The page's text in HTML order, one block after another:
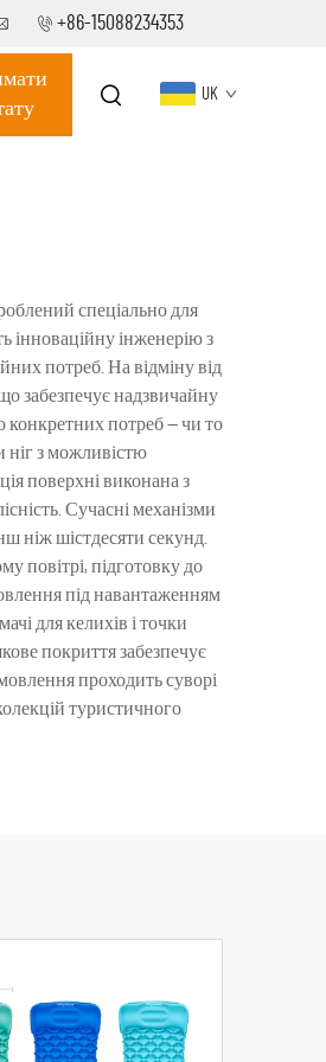
+86-15088234353
UK
спеціально для
інноваційну інженерію з
потреб. На відміну від
забезпечує надзвичайну
конкретних потреб — чи то
ніг з можливістю
поверхні виконана з
Сучасні механізми
ніж шістдесяти секунд.
повітрі, підготовку до
під навантаженням
для келихів і точки
покриття забезпечує
проходить суворі
туристичного